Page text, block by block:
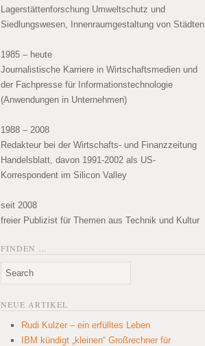
Lagerstättenforschung Umweltschutz und
Siedlungswesen, Innenraumgestaltung von Städten
1985 – heute
Journalistische Karriere in Wirtschaftsmedien und
der Fachpresse für Informationstechnologie
(Anwendungen in Unternehmen)
1988 – 2008
Redakteur bei der Wirtschafts- und Finanzzeitung
Handelsblatt, davon 1991-2002 als US-
Korrespondent im Silicon Valley
seit 2008
freier Publizist für Themen aus Technik und Kultur
FINDEN …
NEUE ARTIKEL
Rudi Kulzer – ein erfülltes Leben
IBM kündigt „kleinen“ Großrechner für